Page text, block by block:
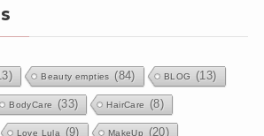
Beauty empties (84) BLOG (13)
BodyCare (33) HairCare (8)
Love Lula (9) MakeUp (20)